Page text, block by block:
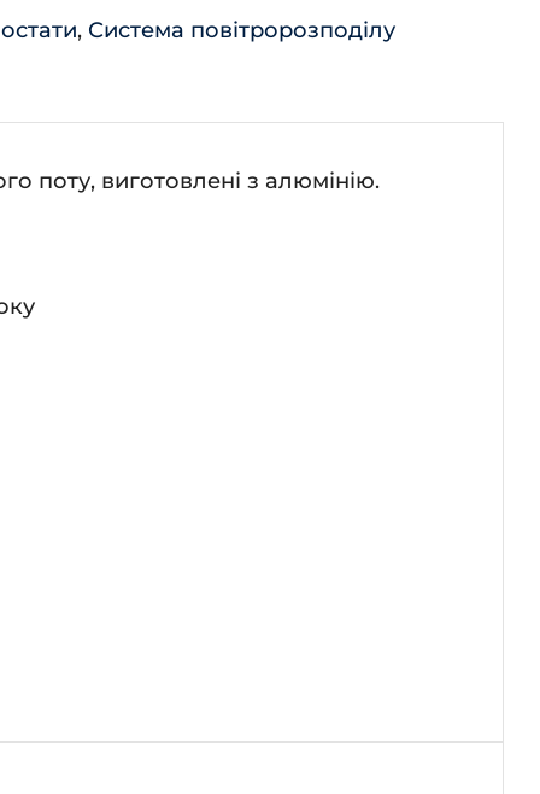
, Система повітророзподілу
поту, виготовлені з алюмінію.